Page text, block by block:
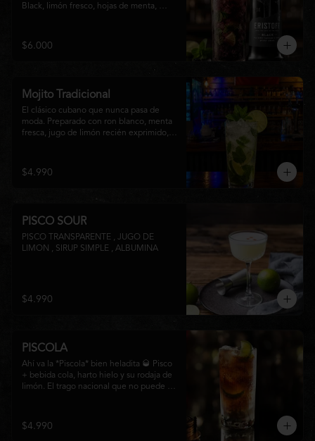
Black, limón fresco, hojas de menta,
equilibrio perfecto entre frescura, dulzor
y un ligero toque cítrico, convirtiéndolo
$6.000
Mojito Tradicional
El clásico cubano que nunca pasa de
moda. Preparado con ron blanco, menta
fresca, jugo de limón recién exprimido,
aromático y perfectamente equilibrado,
ideal para disfrutar en cualquier ocasión.
$4.990
PISCO SOUR
PISCO TRANSPARENTE , JUGO DE
LIMON , SIRUP SIMPLE , ALBUMINA
$4.990
PISCOLA
Ahí va la *Piscola* bien heladita 🥃 Pisco
+ bebida cola, harto hielo y su rodaja de
limón. El trago nacional que no puede
$4.990